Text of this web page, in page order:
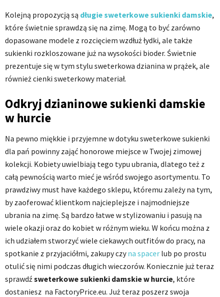
Kolejną propozycją są długie sweterkowe sukienki damskie,
które świetnie sprawdzą się na zimę. Mogą to być zarówno
dopasowane modele z rozcięciem wzdłuż łydki, ale także
sukienki rozkloszowane już na wysokości bioder. Świetnie
prezentuje się w tym stylu sweterkowa dzianina w prążek, ale
również cienki sweterkowy materiał.
Odkryj dzianinowe sukienki damskie
w hurcie
Na pewno miękkie i przyjemne w dotyku sweterkowe sukienki
dla pań powinny zająć honorowe miejsce w Twojej zimowej
kolekcji. Kobiety uwielbiają tego typu ubrania, dlatego też z
całą pewnością warto mieć je wśród swojego asortymentu. To
prawdziwy must have każdego sklepu, któremu zależy na tym,
by zaoferować klientkom najcieplejsze i najmodniejsze
ubrania na zimę. Są bardzo łatwe w stylizowaniu i pasują na
wiele okazji oraz do kobiet w różnym wieku. W końcu można z
ich udziałem stworzyć wiele ciekawych outfitów do pracy, na
spotkanie z przyjaciółmi, zakupy czyna spacer lub po prostu
otulić się nimi podczas długich wieczorów. Koniecznie już teraz
sprawdźsweterkowe sukienki damskie w hurcie, które
dostaniesz na FactoryPrice.eu. Już teraz poszerz swoja